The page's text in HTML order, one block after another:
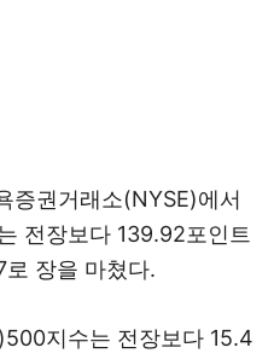
증권거래소(NYSE)에서
전장보다 139.92포인트
장을 마쳤다.
지수는 전장보다 15.4